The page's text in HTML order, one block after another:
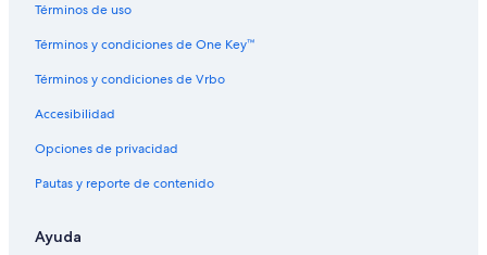
Hoteles con bar en Sonsonate
Hoteles con cocina en Sonsonate
Hoteles con desayuno incluido en Sonsonate
Hoteles con estacionamiento en Sonsonate
Hoteles con guardería en Sonsonate
Hoteles con área de juegos en Sonsonate
Hoteles con restaurante en Sonsonate
Términos de uso
Términos y condiciones de One Key™
Términos y condiciones de Vrbo
Accesibilidad
Opciones de privacidad
Pautas y reporte de contenido
Ayuda